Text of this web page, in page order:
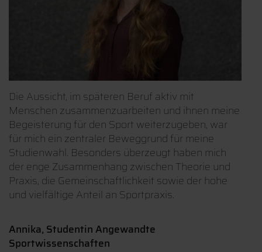
Die Aussicht, im späteren Beruf aktiv mit
Menschen zusammenzuarbeiten und ihnen meine
Begeisterung für den Sport weiterzugeben, war
für mich ein zentraler Beweggrund für meine
Studienwahl. Besonders überzeugt haben mich
der enge Zusammenhang zwischen Theorie und
Praxis, die Gemeinschaftlichkeit sowie der hohe
und vielfältige Anteil an Sportpraxis.
Annika, Studentin Angewandte
Sportwissenschaften
Ausschlaggebend für meine Studienwahl war die
Aussicht, mein größtes Hobby mit meinem Beruf
in Zukunft verbinden zu können.
Das Studium bereitet einen perfekt darauf vor, mit
Menschen zusammenzuarbeiten und sie beim
Erreichen ihrer sportlichen Ziele zu unterstützen.
Die enge Verknüpfung von Theorie und Praxis
sowie der Zusammenhalt innerhalb des